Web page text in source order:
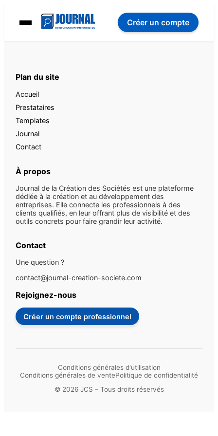
Créer un compte
Plan du site
Accueil
Prestataires
Templates
Journal
Contact
À propos
Journal de la Création des Sociétés est une plateforme
dédiée à la création et au développement des
entreprises. Elle connecte les professionnels à des
clients qualifiés, en leur offrant plus de visibilité et des
outils concrets pour faire grandir leur activité.
Contact
Une question ?
contact@journal-creation-societe.com
Rejoignez-nous
Créer un compte professionnel
Conditions générales d'utilisation
Conditions générales de ventePolitique de confidentialité
© 2026 JCS – Tous droits réservés